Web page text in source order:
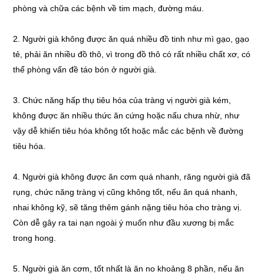
phòng và chữa các bệnh về tim mạch, đường máu.
2. Người già không được ăn quá nhiều đồ tinh như mì gạo, gạo
tẻ, phải ăn nhiều đồ thô, vì trong đồ thô có rất nhiều chất xơ, có
thể phòng vấn đề táo bón ở người già.
3. Chức năng hấp thụ tiêu hóa của tràng vị người già kém,
không được ăn nhiều thức ăn cứng hoặc nấu chưa nhừ, như
vậy dễ khiến tiêu hóa không tốt hoặc mắc các bệnh về đường
tiêu hóa.
4. Người già không được ăn cơm quá nhanh, răng người già đã
rụng, chức năng tràng vị cũng không tốt, nếu ăn quá nhanh,
nhai không kỹ, sẽ tăng thêm gánh nặng tiêu hóa cho tràng vị.
Còn dễ gây ra tai nạn ngoài ý muốn như đầu xương bị mắc
trong hong.
5. Người già ăn cơm, tốt nhất là ăn no khoảng 8 phần, nếu ăn